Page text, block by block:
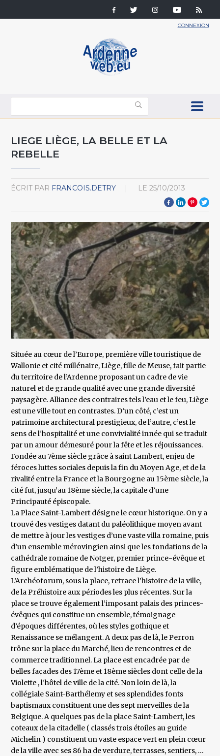
CONNEXION
LIEGE LIÈGE, LA BELLE ET LA
REBELLE
ÉCRIT PAR FRANCOIS.DETRY LE 25/10/2013
Située au cœur de l’Europe, première ville touristique de
Wallonie et cité millénaire, Liège, fille de Meuse, fait partie
du territoire de l’Ardenne proposant un cadre de vie
naturel et de grande qualité avec une grande diversité
paysagère. Alliance des contraires tels l’eau et le feu, Liège
est une ville tout en contrastes. D’un côté, c’est un
patrimoine architectural prestigieux, de l’autre, c’est le
sens de l’hospitalité et une convivialité innée qui se traduit
par un amour démesuré pour la fête et les réjouissances.
Fondée au 7ème siècle grâce à saint Lambert, enjeu de
féroces luttes sociales depuis la fin du Moyen Age, et de la
rivalité entre la France et la Bourgogne au 15ème siècle, la
cité fut, jusqu’au 18ème siècle, la capitale d’une
Principauté épiscopale.
La Place Saint-Lambert désigne le cœur historique. On y a
trouvé des vestiges datant du paléolithique moyen avant
de mettre à jour les vestiges d’une vaste villa romaine, puis
d’un ensemble mérovingien ainsi que les fondations de la
cathédrale romaine de Notger, premier prince-évêque et
figure emblématique de l’histoire de Liège.
L’Archéoforum, sous la place, retrace l’histoire de la ville,
de la Préhistoire aux périodes les plus récentes. Sur la
place se trouve également l’imposant palais des princes-
évêques qui constitue un ensemble, témoignage
d’époques différentes, où les styles gothique et
Renaissance se mélangent. A deux pas de là, le Perron
trône sur la place du Marché, lieu de rencontres et de
commerce traditionnel. La place est encadrée par de
belles façades des 17ème et 18ème siècles dont celle de la
Violette , l’hôtel de ville de la cité. Non loin de là, la
collégiale Saint-Barthélemy et ses splendides fonts
baptismaux constituent une des sept merveilles de la
Belgique. A quelques pas de la place Saint-Lambert, les
coteaux de la citadelle ( classés trois étoiles au guide
Michelin ) constituent un vaste espace vert en plein cœur
de la ville avec ses 86 ha de verdure, terrasses, sentiers, …